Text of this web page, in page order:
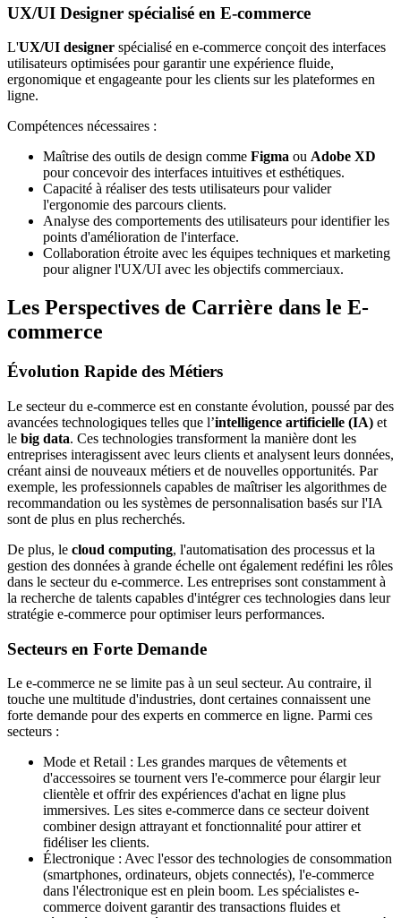
UX/UI Designer spécialisé en E-commerce
L'UX/UI designer spécialisé en e-commerce conçoit des interfaces
utilisateurs optimisées pour garantir une expérience fluide,
ergonomique et engageante pour les clients sur les plateformes en
ligne.
Compétences nécessaires :
Maîtrise des outils de design comme Figma ou Adobe XD
pour concevoir des interfaces intuitives et esthétiques.
Capacité à réaliser des tests utilisateurs pour valider
l'ergonomie des parcours clients.
Analyse des comportements des utilisateurs pour identifier les
points d'amélioration de l'interface.
Collaboration étroite avec les équipes techniques et marketing
pour aligner l'UX/UI avec les objectifs commerciaux.
Les Perspectives de Carrière dans le E-
commerce
Évolution Rapide des Métiers
Le secteur du e-commerce est en constante évolution, poussé par des
avancées technologiques telles que l’intelligence artificielle (IA) et
le big data. Ces technologies transforment la manière dont les
entreprises interagissent avec leurs clients et analysent leurs données,
créant ainsi de nouveaux métiers et de nouvelles opportunités. Par
exemple, les professionnels capables de maîtriser les algorithmes de
recommandation ou les systèmes de personnalisation basés sur l'IA
sont de plus en plus recherchés.
De plus, le cloud computing, l'automatisation des processus et la
gestion des données à grande échelle ont également redéfini les rôles
dans le secteur du e-commerce. Les entreprises sont constamment à
la recherche de talents capables d'intégrer ces technologies dans leur
stratégie e-commerce pour optimiser leurs performances.
Secteurs en Forte Demande
Le e-commerce ne se limite pas à un seul secteur. Au contraire, il
touche une multitude d'industries, dont certaines connaissent une
forte demande pour des experts en commerce en ligne. Parmi ces
secteurs :
Mode et Retail : Les grandes marques de vêtements et
d'accessoires se tournent vers l'e-commerce pour élargir leur
clientèle et offrir des expériences d'achat en ligne plus
immersives. Les sites e-commerce dans ce secteur doivent
combiner design attrayant et fonctionnalité pour attirer et
fidéliser les clients.
Électronique : Avec l'essor des technologies de consommation
(smartphones, ordinateurs, objets connectés), l'e-commerce
dans l'électronique est en plein boom. Les spécialistes e-
commerce doivent garantir des transactions fluides et